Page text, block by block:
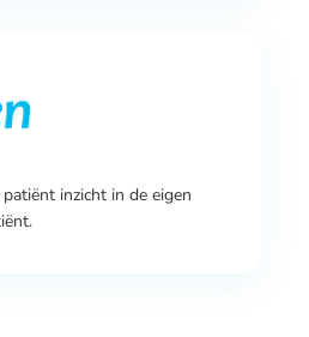
inzicht in de eigen